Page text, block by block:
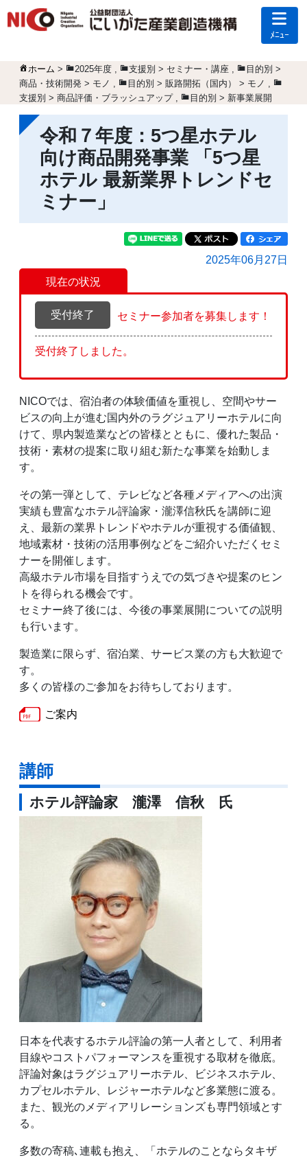
ﾒﾆｭｰ
ホーム > 2025年度 , 支援別 > セミナー・講座 ,
目的別 >
商品・技術開発 > モノ , 目的別 > 販路開拓（国内） > モノ ,
支援別 > 商品評価・ブラッシュアップ, 目的別 > 新事業展開
令和７年度：5つ星ホテル
向け商品開発事業 「5つ星
ホテル 最新業界トレンドセ
ミナー」
2025年06月27日
現在の状況
受付終了 セミナー参加者を募集します！
受付終了しました。
NICOでは、宿泊者の体験価値を重視し、空間やサー
ビスの向上が進む国内外のラグジュアリーホテルに向
けて、県内製造業などの皆様とともに、優れた製品・
技術・素材の提案に取り組む新たな事業を始動しま
す。
その第一弾として、テレビなど各種メディアへの出演
実績も豊富なホテル評論家・瀧澤信秋氏を講師に迎
え、最新の業界トレンドやホテルが重視する価値観、
地域素材・技術の活用事例などをご紹介いただくセミ
ナーを開催します。
高級ホテル市場を目指すうえでの気づきや提案のヒン
トを得られる機会です。
セミナー終了後には、今後の事業展開についての説明
も行います。
製造業に限らず、宿泊業、サービス業の方も大歓迎で
す。
多くの皆様のご参加をお待ちしております。
ご案内
講師
ホテル評論家 瀧澤 信秋 氏
日本を代表するホテル評論の第一人者として、利用者
目線やコストパフォーマンスを重視する取材を徹底。
評論対象はラグジュアリーホテル、ビジネスホテル、
カプセルホテル、レジャーホテルなど多業態に渡る。
また、観光のメディアリレーションズも専門領域とす
る。
多数の寄稿､連載も抱え、「ホテルのことならタキザ